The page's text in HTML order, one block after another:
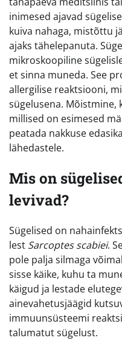
inimesed ajavad
kuiva nahaga, mistõttu
ajaks tähelepanuta.
mikroskoopiline
et sinna muneda. See
allergilise reaktsiooni,
sügelusena. Mõistmine,
millised on esimesed
peatada nakkuse
lähedastele.
Mis on
levivad?
Sügelised on
lest Sarcoptes scabiei.
pole palja silmaga
sisse käike, kuhu ta
käigud ja lestade
ainevahetusjäägid
immuunsüsteemi
talumatut sügelust.